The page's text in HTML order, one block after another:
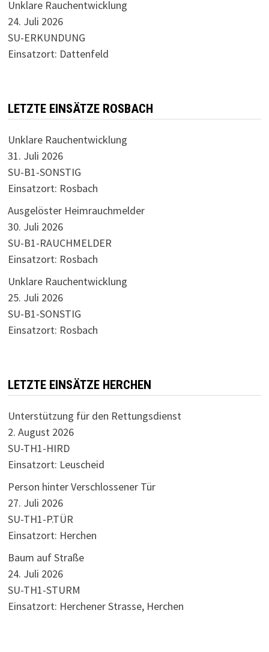
Unklare Rauchentwicklung
24. Juli 2026
SU-ERKUNDUNG
Einsatzort: Dattenfeld
LETZTE EINSÄTZE ROSBACH
Unklare Rauchentwicklung
31. Juli 2026
SU-B1-SONSTIG
Einsatzort: Rosbach
Ausgelöster Heimrauchmelder
30. Juli 2026
SU-B1-RAUCHMELDER
Einsatzort: Rosbach
Unklare Rauchentwicklung
25. Juli 2026
SU-B1-SONSTIG
Einsatzort: Rosbach
LETZTE EINSÄTZE HERCHEN
Unterstützung für den Rettungsdienst
2. August 2026
SU-TH1-HIRD
Einsatzort: Leuscheid
Person hinter Verschlossener Tür
27. Juli 2026
SU-TH1-P.TÜR
Einsatzort: Herchen
Baum auf Straße
24. Juli 2026
SU-TH1-STURM
Einsatzort: Herchener Strasse, Herchen